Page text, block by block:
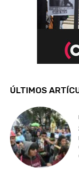
ÚLTIMOS